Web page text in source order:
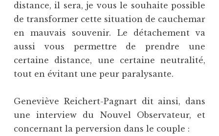
distance, il sera, je vous le souhaite possible
de transformer cette situation de cauchemar
en mauvais souvenir. Le détachement va
aussi vous permettre de prendre une
certaine distance, une certaine neutralité,
tout en évitant une peur paralysante.
Geneviève Reichert-Pagnart dit ainsi, dans
une interview du Nouvel Observateur, et
concernant la perversion dans le couple :